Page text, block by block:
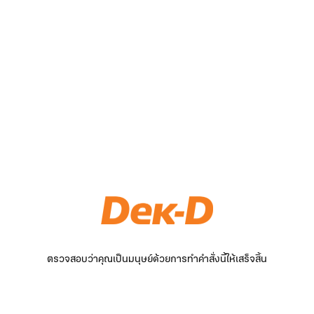
ตรวจสอบว่าคุณเป็นมนุษย์ด้วยการทำคำสั่งนี้ให้เสร็จสิ้น